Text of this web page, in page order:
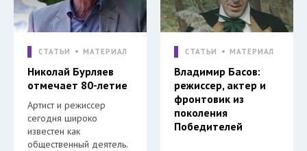
СТАТЬИ МАТЕРИАЛ
Николай Бурляев
отмечает 80-летие
Артист и режиссер
сегодня широко
известен как
общественный деятель.
СТАТЬИ МАТЕРИАЛ
Владимир Басов:
режиссер, актер и
фронтовик из
поколения
Победителей